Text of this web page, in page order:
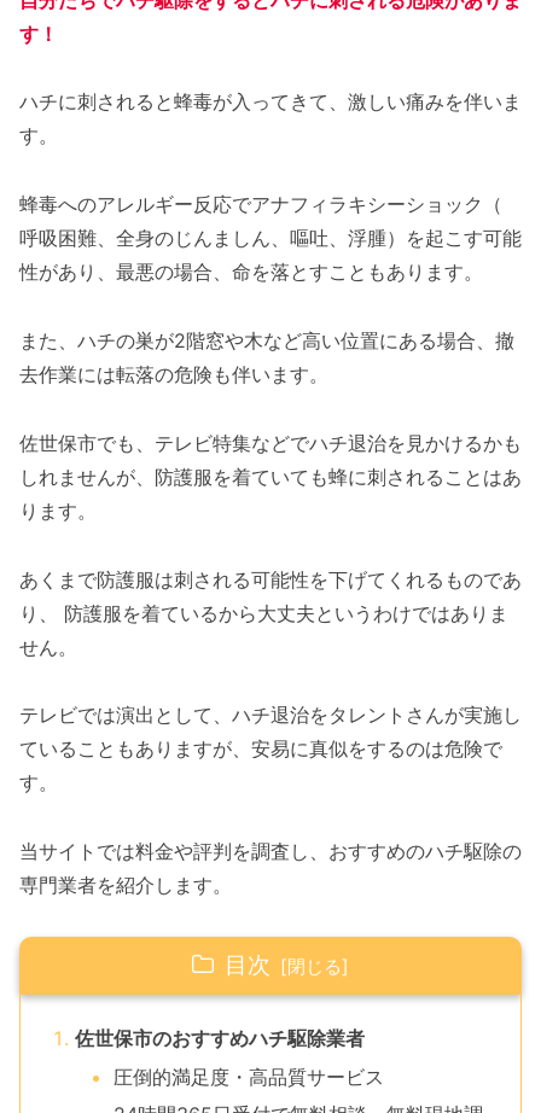
す！
ハチに刺されると蜂毒が入ってきて、激しい痛みを伴いま
す。
蜂毒へのアレルギー反応でアナフィラキシーショック（
呼吸困難、全身のじんましん、嘔吐、浮腫）を起こす可能
性があり、最悪の場合、命を落とすこともあります。
また、ハチの巣が2階窓や木など高い位置にある場合、撤
去作業には転落の危険も伴います。
佐世保市でも、テレビ特集などでハチ退治を見かけるかも
しれませんが、防護服を着ていても蜂に刺されることはあ
ります。
あくまで防護服は刺される可能性を下げてくれるものであ
り、 防護服を着ているから大丈夫というわけではありま
せん。
テレビでは演出として、ハチ退治をタレントさんが実施し
ていることもありますが、安易に真似をするのは危険で
す。
当サイトでは料金や評判を調査し、おすすめのハチ駆除の
専門業者を紹介します。
目次
佐世保市のおすすめハチ駆除業者
圧倒的満足度・高品質サービス